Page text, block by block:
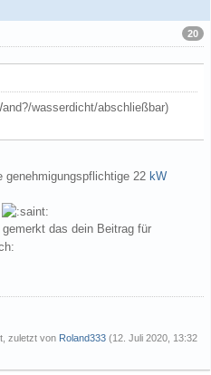
20
wasserdicht/abschließbar)
genehmigungspflichtige 22 kW
das dein Beitrag für
zuletzt von Roland333 (12. Juli 2020, 13:32